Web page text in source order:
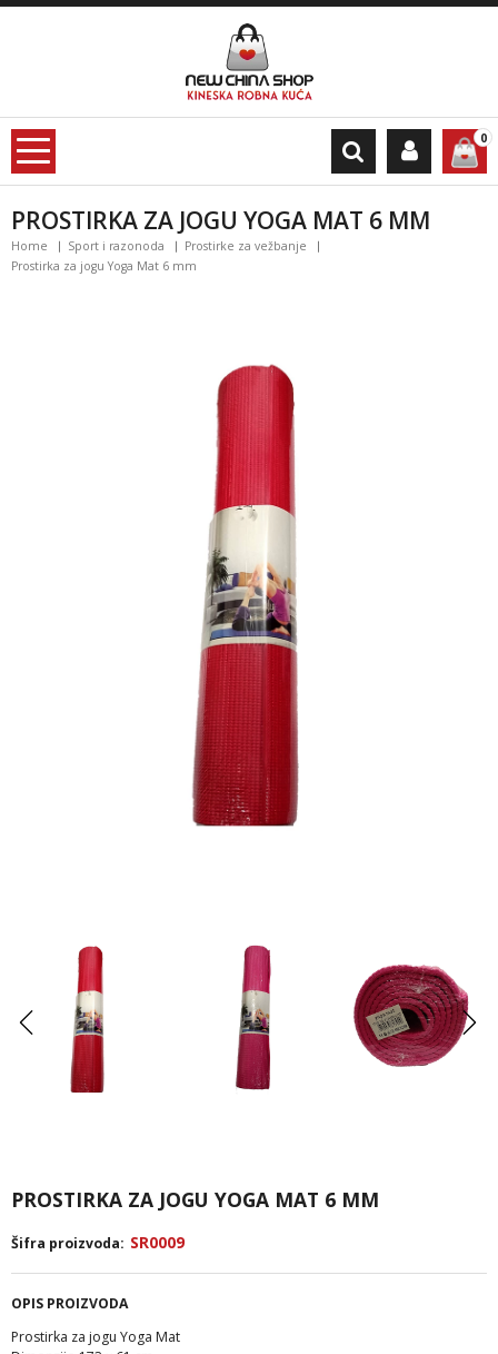
0
PROSTIRKA ZA JOGU YOGA MAT 6 MM
Home Sport i razonoda
Prostirke za vežbanje
Prostirka za jogu Yoga Mat 6 mm
PROSTIRKA ZA JOGU YOGA MAT 6 MM
Šifra proizvoda: SR0009
OPIS PROIZVODA
Prostirka za jogu Yoga Mat